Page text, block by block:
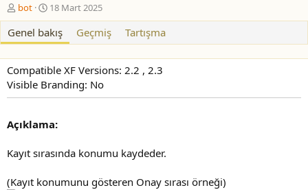
Y
a
z
a
r
bot
C
r
e
a
t
i
o
t
18 Mart 2025
Genel bakış Geçmiş Tartışma
Compatible XF Versions: 2.2 , 2.3
Visible Branding: No
Açıklama:
Kayıt sırasında konumu kaydeder.
(Kayıt konumunu gösteren Onay sırası örneği)